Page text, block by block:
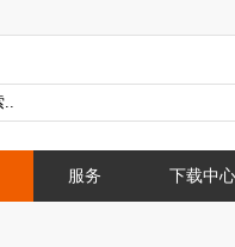
服务 下载中心